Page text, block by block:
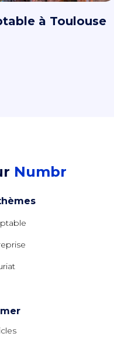
à Toulouse
Numbr